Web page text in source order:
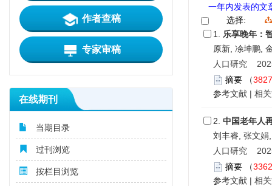
作者查稿
专家审稿
在线期刊
当期目录
过刊浏览
按栏目浏览
一年内发表的文
选择:
1. 乐享晚年：
原新, 凃坤鹏,
人口研究
摘要 （3827
参考文献 | 相
2. 中国老年人
刘丰睿, 张文娟
人口研究
摘要 （3362
参考文献 | 相